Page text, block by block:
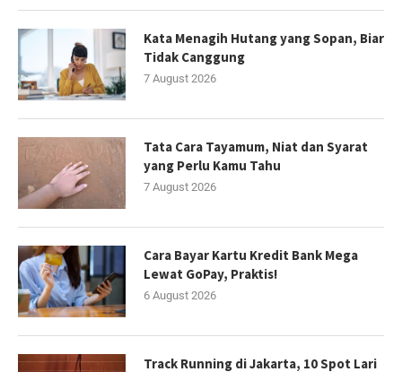
Kata Menagih Hutang yang Sopan, Biar
Tidak Canggung
7 August 2026
Tata Cara Tayamum, Niat dan Syarat
yang Perlu Kamu Tahu
7 August 2026
Cara Bayar Kartu Kredit Bank Mega
Lewat GoPay, Praktis!
6 August 2026
Track Running di Jakarta, 10 Spot Lari